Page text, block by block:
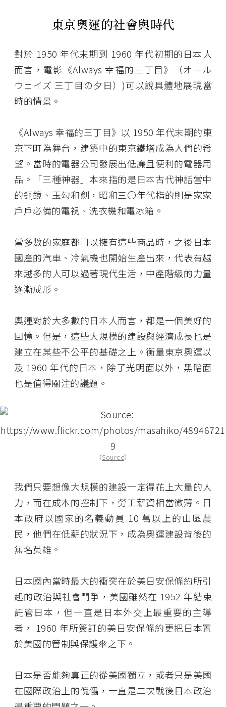
東京奧運的社會與時代
對於 1950 年代末期到 1960 年代初期的日本人
而言，電影《Always 幸福的三丁目》（オール
ウェイズ 三丁目の夕日）)可以說具體地展現當
時的情景。
《Always 幸福的三丁目》以 1950 年代末期的東
京下町為舞台，建築中的東京鐵塔成為人們的希
望。當時的電器公司發展出低廉且便利的電器用
品。「三種神器」本來指的是日本古代神話當中
的銅鏡、玉勾和劍，昭和三〇年代指的則是家家
戶戶必備的電視、洗衣機和電冰箱。
當多數的家庭都可以擁有這些商品時，之後日本
國產的汽車、冷氣機也開始生產出來，代表有越
來越多的人可以過著現代生活，中產階級的力量
逐漸成形。
奧運對於大多數的日本人而言，都是一個美好的
回憶。但是，這些大規模的建設與經濟成長也是
建立在某些不公平的基礎之上。衡量東京奧運以
及 1960 年代的日本，除了光明面以外，黑暗面
也是值得關注的議題。
（Source）
我們只要想像大規模的建設一定得花上大量的人
力，而在成本的控制下，勞工薪資相當微薄。日
本政府以國家的名義動員 10 萬以上的山區農
民，他們在低薪的狀況下，成為奧運建設背後的
無名英雄。
日本國內當時最大的衝突在於美日安保條約所引
起的政治與社會鬥爭，美國雖然在 1952 年結束
託管日本，但一直是日本外交上最重要的主導
者， 1960 年所簽訂的美日安保條約更把日本置
於美國的管制與保護傘之下。
日本是否能夠真正的從美國獨立，或者只是美國
在國際政治上的傀儡，一直是二次戰後日本政治